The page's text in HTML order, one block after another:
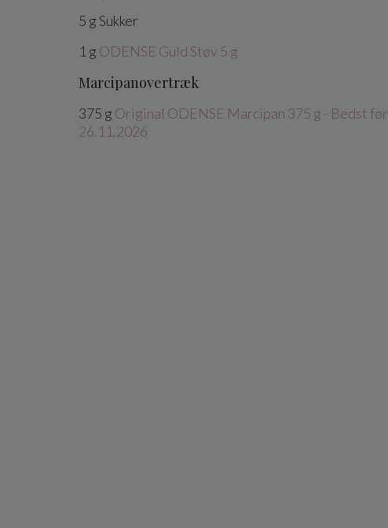
5 gSukker
1 g ODENSE Guld Støv 5 g
Marcipanovertræk
375 g Original ODENSE Marcipan 375 g - Bedst før
26.11.2026